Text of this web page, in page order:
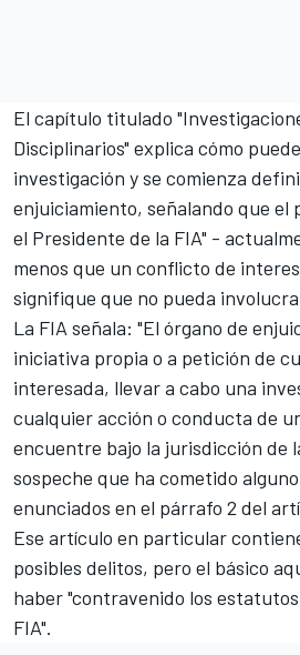
El capítulo titulado
Disciplinarios" explica cómo
investigación y se comienza
enjuiciamiento, señalando que el
el Presidente de la FIA" -
menos que un conflicto de
signifique que no pueda
La FIA señala: "El órgano de
iniciativa propia o a petición de
interesada, llevar a cabo una
cualquier acción o conducta de
encuentre bajo la jurisdicción de
sospeche que ha cometido
enunciados en el párrafo 2 del
Ese artículo en particular
posibles delitos, pero el básico
haber "contravenido los
FIA".